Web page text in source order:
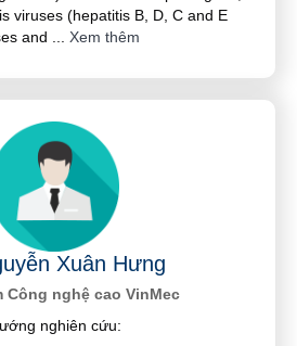
viruses (hepatitis B, D, C and E
and
Xem thêm
Xuân Hưng
Công nghệ cao VinMec
nghiên cứu: